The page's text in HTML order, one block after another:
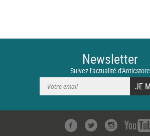
Newsletter
Suivez l'actualité d'Anticstore